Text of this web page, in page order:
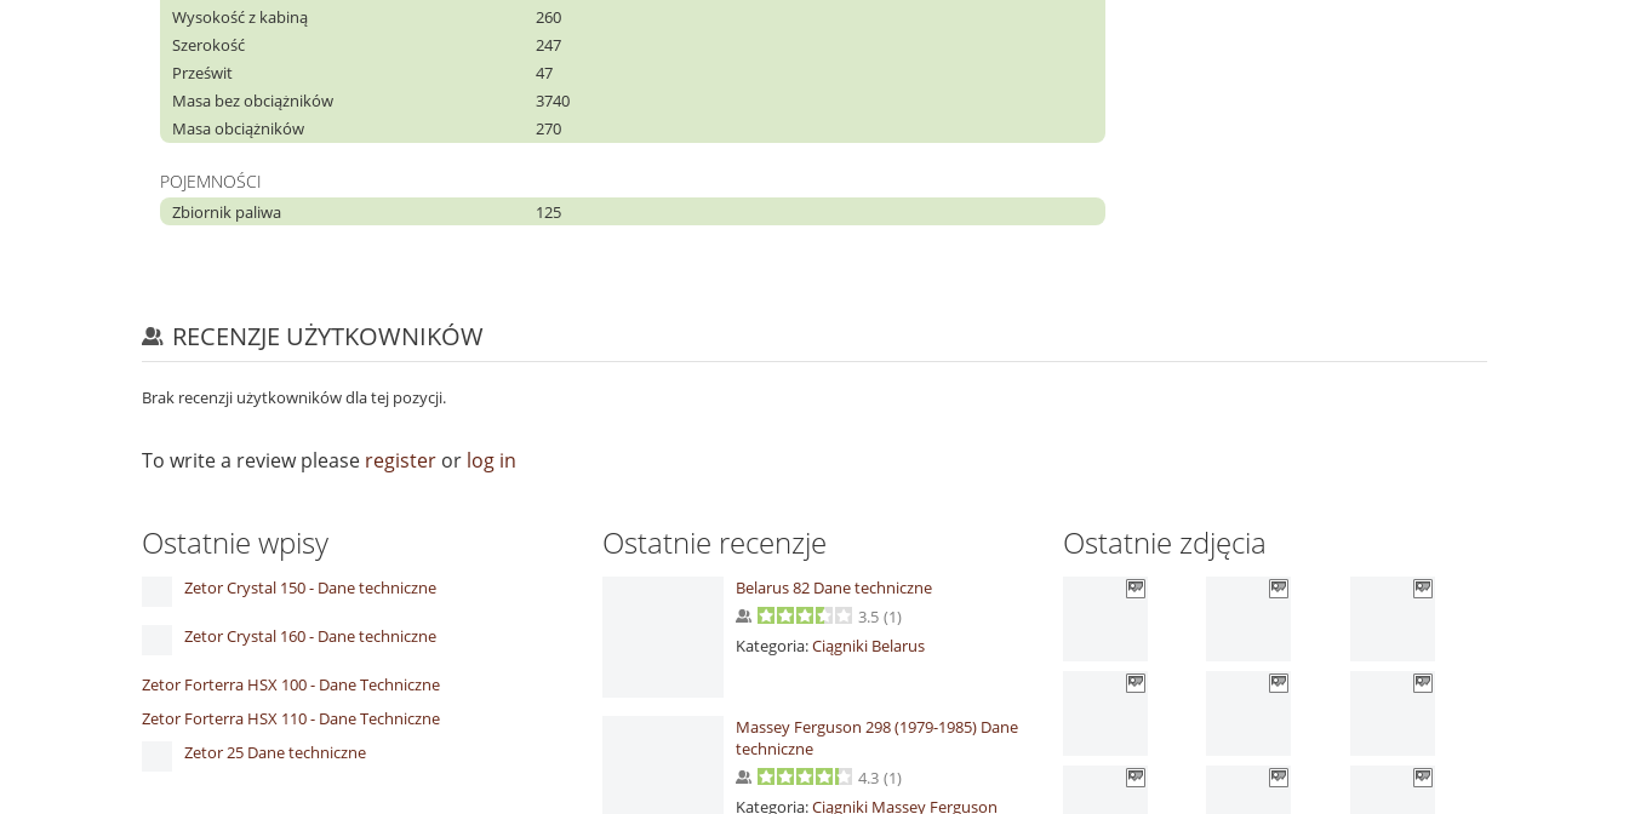
Wysokość z kabiną
260
Szerokość
247
Prześwit
47
Masa bez obciążników
3740
Masa obciążników
270
POJEMNOŚCI
Zbiornik paliwa 125
RECENZJE UŻYTKOWNIKÓW
Brak recenzji użytkowników dla tej pozycji.
To write a review please register or log in
Ostatnie wpisy
Zetor Crystal 150 - Dane techniczne
Zetor Crystal 160 - Dane techniczne
Zetor Forterra HSX 100 - Dane Techniczne
Zetor Forterra HSX 110 - Dane Techniczne
Zetor 25 Dane techniczne
Ostatnie recenzje
Belarus 82 Dane techniczne
3.5 (1)
Kategoria:Ciągniki Belarus
Massey Ferguson 298 (1979-1985) Dane
techniczne
4.3 (1)
Kategoria:Ciągniki Massey Ferguson
Ostatnie zdjęcia